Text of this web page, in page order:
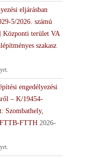
eljárásban
5/2026. számú
Központi terület VA
szakasz
engedélyezési
– K/19454-
Szombathely,
FTTB-FTTH 2026-